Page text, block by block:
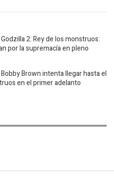
2: Rey de los monstruos:
por la supremacía en pleno
Brown intenta llegar hasta el
en el primer adelanto